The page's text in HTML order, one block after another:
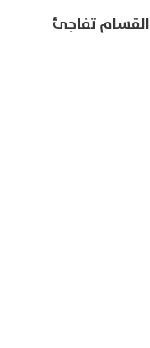
القسام تفاجئ